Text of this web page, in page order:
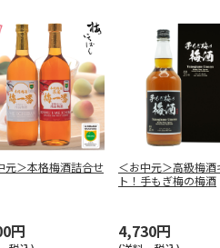
元＞本格梅酒詰合せ
円
＜お中元＞高級梅酒
ト！手もぎ梅の梅酒
4,730円